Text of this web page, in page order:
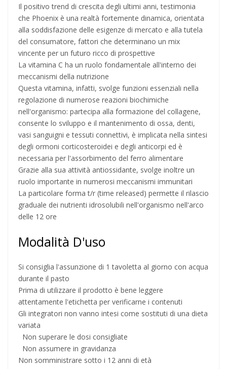
Il positivo trend di crescita degli ultimi anni, testimonia
che Phoenix è una realtà fortemente dinamica, orientata
alla soddisfazione delle esigenze di mercato e alla tutela
del consumatore, fattori che determinano un mix
vincente per un futuro ricco di prospettive
La vitamina C ha un ruolo fondamentale all'interno dei
meccanismi della nutrizione
Questa vitamina, infatti, svolge funzioni essenziali nella
regolazione di numerose reazioni biochimiche
nell'organismo: partecipa alla formazione del collagene,
consente lo sviluppo e il mantenimento di ossa, denti,
vasi sanguigni e tessuti connettivi, è implicata nella sintesi
degli ormoni corticosteroidei e degli anticorpi ed è
necessaria per l'assorbimento del ferro alimentare
Grazie alla sua attività antiossidante, svolge inoltre un
ruolo importante in numerosi meccanismi immunitari
La particolare forma t/r (time released) permette il rilascio
graduale dei nutrienti idrosolubili nell'organismo nell'arco
delle 12 ore
Modalità D'uso
Si consiglia l'assunzione di 1 tavoletta al giorno con acqua
durante il pasto
Prima di utilizzare il prodotto è bene leggere
attentamente l'etichetta per verificarne i contenuti
Gli integratori non vanno intesi come sostituti di una dieta
variata
Non superare le dosi consigliate
Non assumere in gravidanza
Non somministrare sotto i 12 anni di età